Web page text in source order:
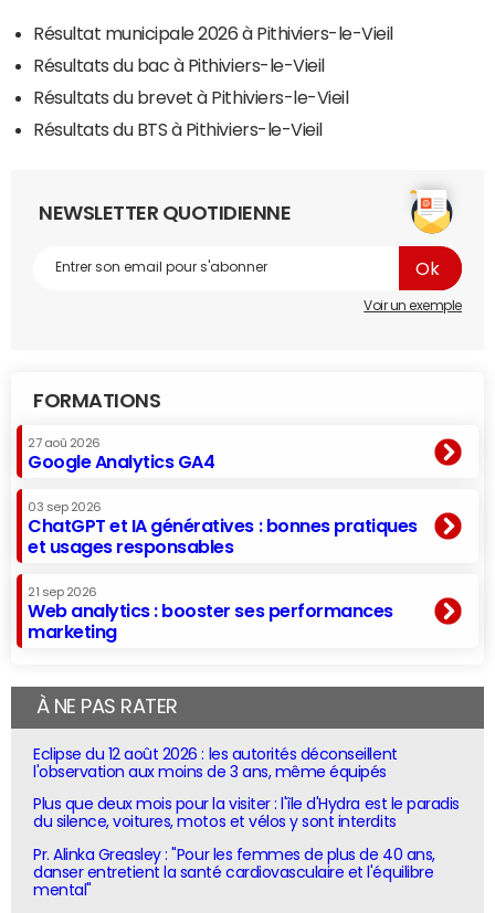
Résultat municipale 2026 à Pithiviers-le-Vieil
Résultats du bac à Pithiviers-le-Vieil
Résultats du brevet à Pithiviers-le-Vieil
Résultats du BTS à Pithiviers-le-Vieil
NEWSLETTER QUOTIDIENNE
Voir un exemple
FORMATIONS
27 aoû 2026
Google Analytics GA4
03 sep 2026
ChatGPT et IA génératives : bonnes pratiques
et usages responsables
21 sep 2026
Web analytics : booster ses performances
marketing
À NE PAS RATER
Eclipse du 12 août 2026 : les autorités déconseillent
l'observation aux moins de 3 ans, même équipés
Plus que deux mois pour la visiter : l'île d'Hydra est le paradis
du silence, voitures, motos et vélos y sont interdits
Pr. Alinka Greasley : "Pour les femmes de plus de 40 ans,
danser entretient la santé cardiovasculaire et l'équilibre
mental"